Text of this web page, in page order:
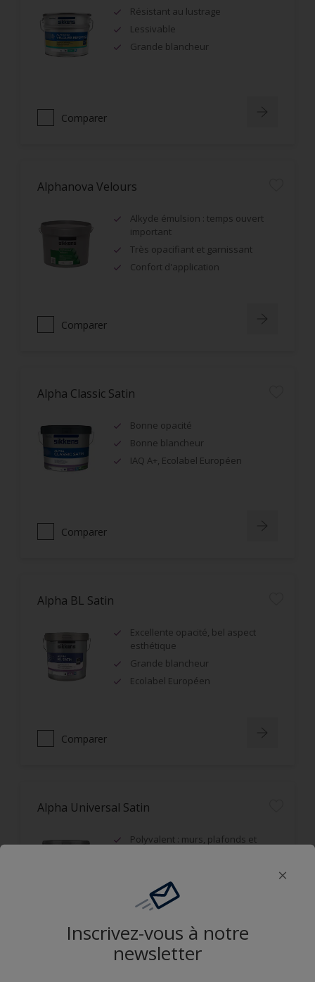
Résistant au lustrage
Lessivable
Grande blancheur
Comparer
Alphanova Velours
Alkyde émulsion : temps ouvert
important
Très opacifiant et garnissant
Confort d'application
Comparer
Alpha Classic Satin
Bonne opacité
Bonne blancheur
IAQ A+, Ecolabel Européen
Comparer
Alpha BL Satin
Excellente opacité, bel aspect
esthétique
Grande blancheur
Ecolabel Européen
Comparer
Alpha Universal Satin
Polyvalent : murs, plafonds et
Applicable mouillé sur mouillé
Inscrivez-vous à notre
newsletter